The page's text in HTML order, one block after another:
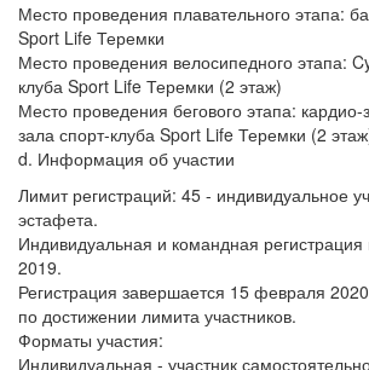
Место проведения плавательного этапа:
Sport Life Теремки
Место проведения велосипедного этапа:
клуба Sport Life Теремки (2 этаж)
Место проведения бегового этапа:
зала спорт-клуба Sport Life Теремки (2
d. Информация об участии
Лимит регистраций: 45 - индивидуальное
эстафета.
Индивидуальная и командная
2019.
Регистрация завершается 15 февраля
по достижении лимита участников.
Форматы участия:
Индивидуальная - участник